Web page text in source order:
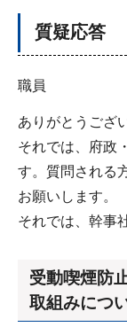
質疑応答
職員
ありがとうござ
それでは、府政
す。質問される
お願いします。
それでは、幹事
受動喫煙防
取組みにつ